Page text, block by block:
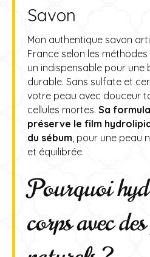
Savon
Mon authentique savon
France selon les
un indispensable pour une
durable. Sans sulfate et
votre peau avec douceur
cellules mortes.Sa
préserve le film
du sébum , pour une peau
et équilibrée.
Pourquoi
corps avec